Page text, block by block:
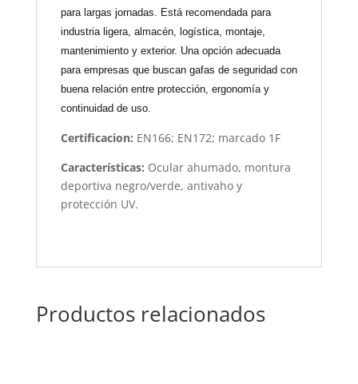
para largas jornadas. Está recomendada para
industria ligera, almacén, logística, montaje,
mantenimiento y exterior. Una opción adecuada
para empresas que buscan gafas de seguridad con
buena relación entre protección, ergonomía y
continuidad de uso.
Certificacion: EN166; EN172; marcado 1F
Características: Ocular ahumado, montura
deportiva negro/verde, antivaho y
protección UV.
Productos relacionados